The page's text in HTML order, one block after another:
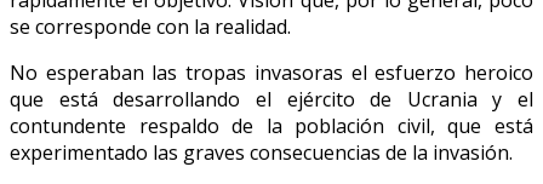
se corresponde con la realidad.
No esperaban las tropas invasoras el esfuerzo heroico
que está desarrollando el ejército de Ucrania y el
contundente respaldo de la población civil, que está
experimentado las graves consecuencias de la invasión.